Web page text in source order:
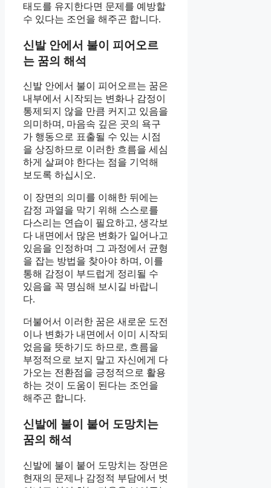
태도를 유지한다면 문제를 예방할
수 있다는 조언을 해주곤 합니다.
신발 안에서 불이 피어오르
는 꿈의 해석
신발 안에서 불이 피어오르는 꿈은
내부에서 시작되는 변화나 감정이
통제되지 않을 만큼 커지고 있음을
의미하며, 마음속 깊은 곳의 욕구
가 행동으로 표출될 수 있는 시점
을 상징하므로 이러한 흐름을 세심
하게 살펴야 한다는 점을 기억해
보도록 하십시오.
이 장면의 의미를 이해한 뒤에는
감정 과열을 막기 위해 스스로를
다스리는 연습이 필요하고, 생각보
다 내면에서 많은 변화가 일어나고
있음을 인정하며 그 과정에서 균형
을 잡는 방법을 찾아야 하며, 이를
통해 감정이 부드럽게 정리될 수
있음을 꼭 명심해 보시길 바랍니
다.
더불어서 이러한 꿈은 새로운 도전
이나 변화가 내면에서 이미 시작되
었음을 뜻하기도 하므로, 흐름을
부정적으로 보지 말고 자신에게 다
가오는 전환점을 긍정적으로 활용
하는 것이 도움이 된다는 조언을
해주곤 합니다.
신발에 불이 붙어 도망치는
꿈의 해석
신발에 불이 붙어 도망치는 장면은
현재의 문제나 감정적 부담에서 벗